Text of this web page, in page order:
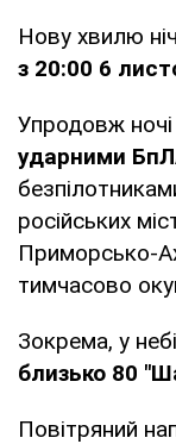
Нову хвилю
з 20:00 6
Упродовж
ударними
російських
Приморсько-
тимчасово
Зокрема, у
близько 80
Повітряний